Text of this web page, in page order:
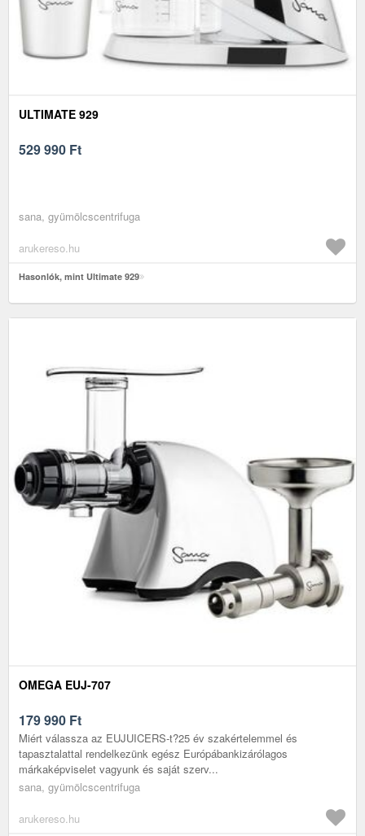
ULTIMATE 929
529 990 Ft
sana, gyümölcscentrifuga
arukereso.hu
Hasonlók, mint Ultimate 929
OMEGA EUJ-707
179 990 Ft
Miért válassza az EUJUICERS-t?25 év szakértelemmel és
tapasztalattal rendelkezünk egész Európábankizárólagos
márkaképviselet vagyunk és saját szerv...
sana, gyümölcscentrifuga
arukereso.hu